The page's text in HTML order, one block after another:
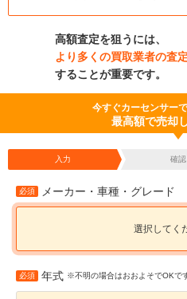
高額査定を狙うには、
より多くの買取業者の査
することが重要です。
今すぐカーセンサー
最高額で売却
入力 確認
必須 メーカー・車種・グレード
選択してく
必須 年式 ※不明の場合はおおよそでOKで